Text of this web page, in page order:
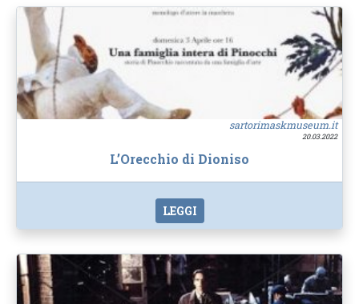
sartorimaskmuseum.it
20.03.2022
L’Orecchio di Dioniso
LEGGI